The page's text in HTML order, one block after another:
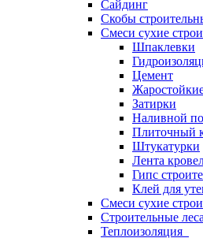
Сайдинг
Скобы
Смеси сухие
Шпаклевки
Цемент
Затирки
Наливной
Плиточный
Штукатурки
Лента
Гипс
Клей для
Смеси сухие
Строительные леса
Теплоизоляция